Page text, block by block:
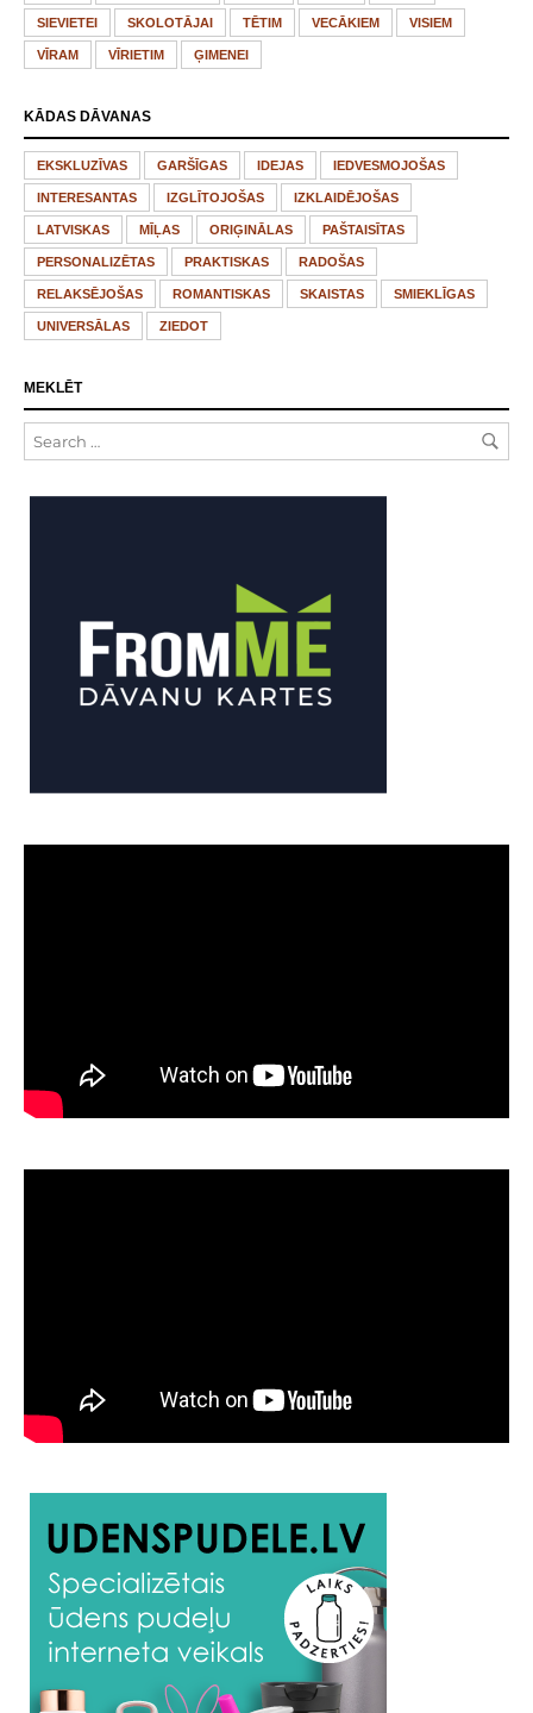
SIEVIETEI SKOLOTĀJAI TĒTIM VECĀKIEM VISIEM
VĪRAM VĪRIETIM ĢIMENEI
KĀDAS DĀVANAS
EKSKLUZĪVAS GARŠĪGAS IDEJAS IEDVESMOJOŠAS
INTERESANTAS IZGLĪTOJOŠAS IZKLAIDĒJOŠAS
LATVISKAS MĪĻAS ORIĢINĀLAS PAŠTAISĪTAS
PERSONALIZĒTAS PRAKTISKAS RADOŠAS
RELAKSĒJOŠAS ROMANTISKAS SKAISTAS SMIEKLĪGAS
UNIVERSĀLAS ZIEDOT
MEKLĒT